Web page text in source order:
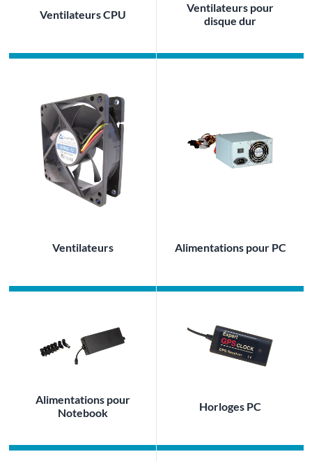
Ventilateurs CPU
Ventilateurs pour
disque dur
Ventilateurs Alimentations pour PC
Alimentations pour
Notebook
Horloges PC